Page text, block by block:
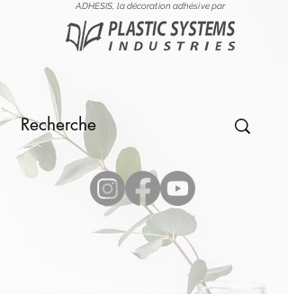
ADHESIS, la décoration adhésive par